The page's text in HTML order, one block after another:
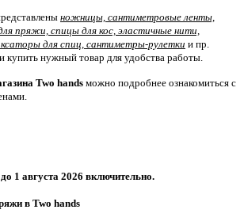
ножницы, сантиметровые ленты,
пряжи, спицы для кос, эластичные нити,
для спиц, сантиметры-рулетки и пр.
нужный товар для удобства работы.
Two hands можно подробнее ознакомиться с
1 августа 2026 включительно.
в Two hands